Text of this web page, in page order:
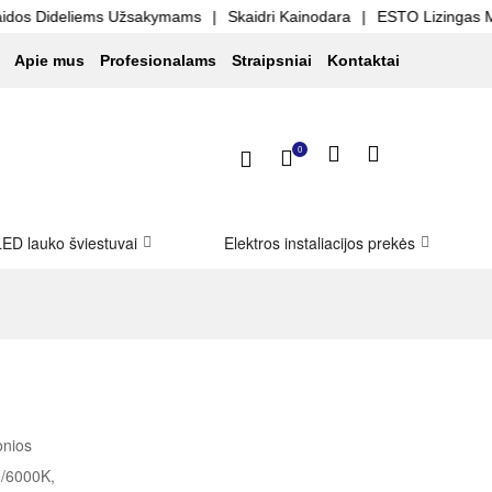
Užsakymams | Skaidri Kainodara | ESTO Lizingas Mokėk
Apie mus Profesionalams Straipsniai Kontaktai
0
lauko šviestuvai Elektros instaliacijos prekės